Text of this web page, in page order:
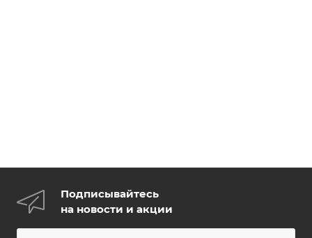
Подписывайтесь
на новости и акции